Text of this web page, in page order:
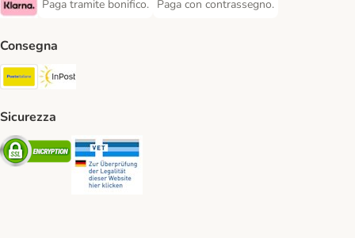
Klarna Payment Method
Paga tramite bonifico.
Paga tramite bonifico. Payment Method
Paga con contrassegno.
Paga con contrassegno. Payment
Consegna
Poste Italiane. Shipping Method
Sicurezza
Security